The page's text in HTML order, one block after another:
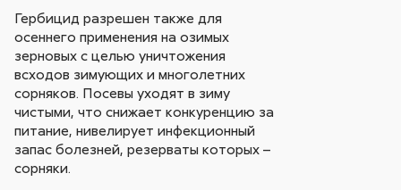
Гербицид разрешен также для
осеннего применения на озимых
зерновых с целью уничтожения
всходов зимующих и многолетних
сорняков. Посевы уходят в зиму
чистыми, что снижает конкуренцию за
питание, нивелирует инфекционный
запас болезней, резерваты которых –
сорняки.